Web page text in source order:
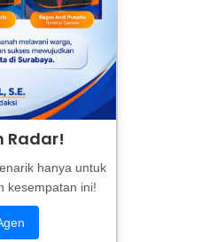
Radar!
hanya untuk
kesempatan ini!